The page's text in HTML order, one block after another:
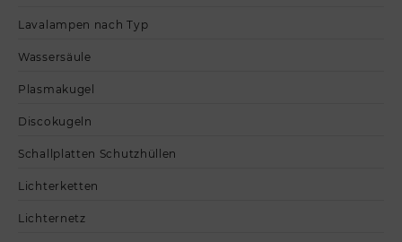
Lavalampen nach Typ
Wassersäule
Plasmakugel
Discokugeln
Schallplatten Schutzhüllen
Lichterketten
Lichternetz